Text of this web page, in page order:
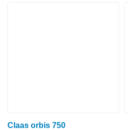
Claas orbis 750